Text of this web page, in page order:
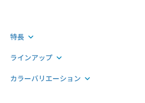
特長
ラインアップ
カラーバリエーション